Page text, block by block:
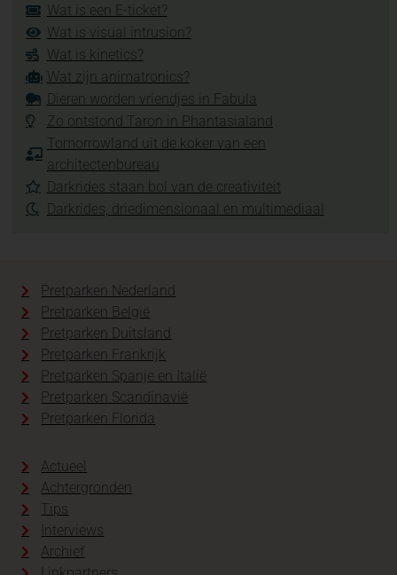
Wat is een E-ticket?
Wat is visual intrusion?
Wat is kinetics?
Wat zijn animatronics?
Dieren worden vriendjes in Fabula
Zo ontstond Taron in Phantasialand
Tomorrowland uit de koker van een
architectenbureau
Darkrides staan bol van de creativiteit
Darkrides, driedimensionaal en multimediaal
Pretparken Nederland
Pretparken België
Pretparken Duitsland
Pretparken Frankrijk
Pretparken Spanje en Italië
Pretparken Scandinavië
Pretparken Florida
Actueel
Achtergronden
Tips
Interviews
Archief